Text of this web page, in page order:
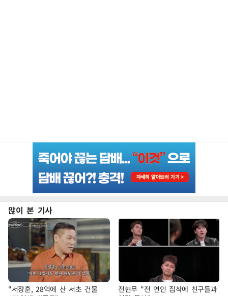
많이 본 기사
"서장훈, 28억에 산 서초 건물
전현무 "전 연인 집착에 친구들과